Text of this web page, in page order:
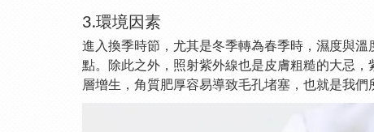
3.環境因素
進入換季時節，尤其是冬季轉為春季時，濕度與
點。除此之外，照射紫外線也是皮膚粗糙的大忌，
層增生，角質肥厚容易導致毛孔堵塞，也就是我們